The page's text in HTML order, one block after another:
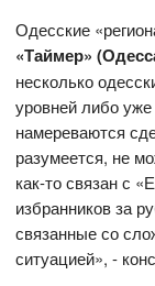
Одесские
«Таймер»
несколько
уровней либо
намереваются
разумеется, не
как-то связан с
избранников за
связанные со
ситуацией», -